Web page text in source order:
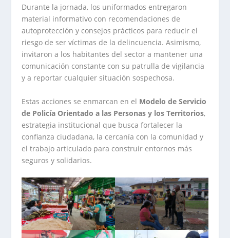
Durante la jornada, los uniformados entregaron
material informativo con recomendaciones de
autoprotección y consejos prácticos para reducir el
riesgo de ser víctimas de la delincuencia. Asimismo,
invitaron a los habitantes del sector a mantener una
comunicación constante con su patrulla de vigilancia
y a reportar cualquier situación sospechosa.
Estas acciones se enmarcan en el Modelo de Servicio
de Policía Orientado a las Personas y los Territorios,
estrategia institucional que busca fortalecer la
confianza ciudadana, la cercanía con la comunidad y
el trabajo articulado para construir entornos más
seguros y solidarios.